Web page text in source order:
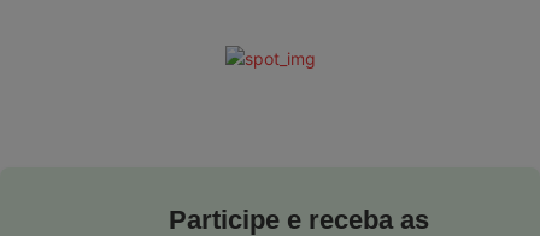
Participe e receba as